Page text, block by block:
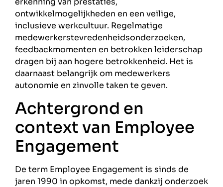
ontwikkelmogelijkheden en een veilige,
inclusieve werkcultuur. Regelmatige
medewerkerstevredenheidsonderzoeken,
feedbackmomenten en betrokken leiderschap
dragen bij aan hogere betrokkenheid. Het is
daarnaast belangrijk om medewerkers
autonomie en zinvolle taken te geven.
Achtergrond en
context van Employee
Engagement
De term Employee Engagement is sinds de
jaren 1990 in opkomst, mede dankzij onderzoek